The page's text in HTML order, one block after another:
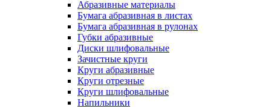
Абразивные материалы
Бумага абразивная в листах
Бумага абразивная в рулонах
Губки абразивные
Диски шлифовальные
Зачистные круги
Круги абразивные
Круги отрезные
Круги шлифовальные
Напильники